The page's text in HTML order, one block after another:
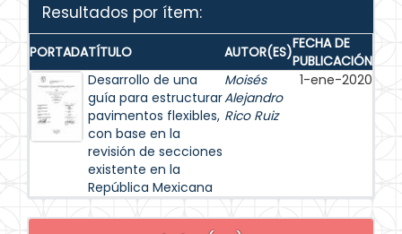
Resultados por ítem:
PORTADATÍTULO AUTOR(ES)FECHA DE
PUBLICACIÓN
Desarrollo de una
guía para estructurar
pavimentos flexibles,
con base en la
revisión de secciones
existente en la
República Mexicana
Moisés
Alejandro
Rico Ruiz
1-ene-2020